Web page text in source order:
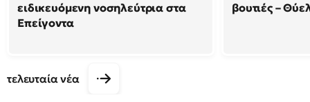
ειδικευόμενη νοσηλεύτρια στα
Επείγοντα
βουτιές –
τελευταία νέα